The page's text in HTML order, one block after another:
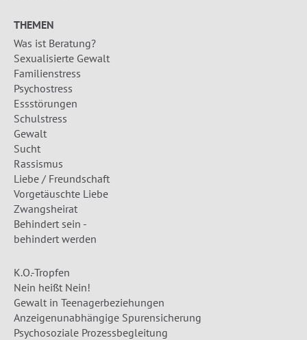
THEMEN
Was ist Beratung?
Sexualisierte Gewalt
Familienstress
Psychostress
Essstörungen
Schulstress
Gewalt
Sucht
Rassismus
Liebe / Freundschaft
Vorgetäuschte Liebe
Zwangsheirat
Behindert sein -
behindert werden
K.O.-Tropfen
Nein heißt Nein!
Gewalt in Teenagerbeziehungen
Anzeigenunabhängige Spurensicherung
Psychosoziale Prozessbegleitung